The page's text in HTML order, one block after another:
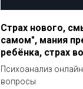
Страх нового,
самом", мания
ребёнка, страх
Психоанализ
вопросы